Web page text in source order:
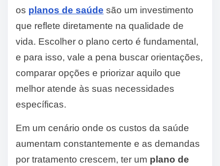
os planos de saúde são um investimento
que reflete diretamente na qualidade de
vida. Escolher o plano certo é fundamental,
e para isso, vale a pena buscar orientações,
comparar opções e priorizar aquilo que
melhor atende às suas necessidades
específicas.
Em um cenário onde os custos da saúde
aumentam constantemente e as demandas
por tratamento crescem, ter um plano de